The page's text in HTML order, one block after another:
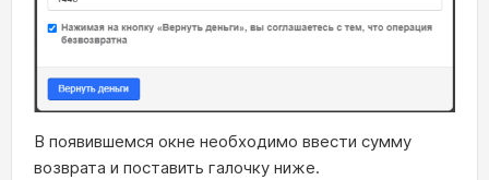
В появившемся окне необходимо ввести сумму
возврата и поставить галочку ниже.